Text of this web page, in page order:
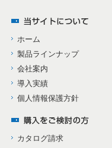
ホーム
製品ラインナップ
会社案内
導入実績
個人情報保護方針
カタログ請求